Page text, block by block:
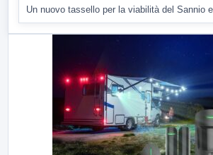
Un nuovo tassello per la viabilità del Sannio